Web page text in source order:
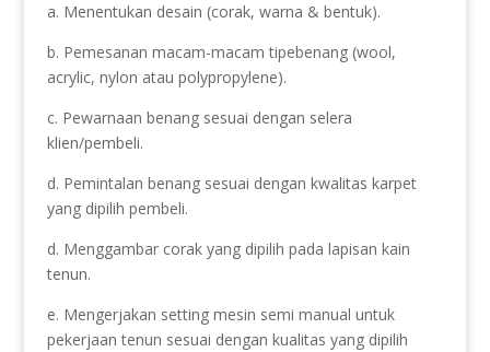
a. Menentukan desain (corak, warna & bentuk).
b. Pemesanan macam-macam tipebenang (wool,
acrylic, nylon atau polypropylene).
c. Pewarnaan benang sesuai dengan selera
klien/pembeli.
d. Pemintalan benang sesuai dengan kwalitas karpet
yang dipilih pembeli.
d. Menggambar corak yang dipilih pada lapisan kain
tenun.
e. Mengerjakan setting mesin semi manual untuk
pekerjaan tenun sesuai dengan kualitas yang dipilih